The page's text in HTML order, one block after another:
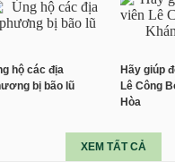
hộ các địa
bị bão lũ
Hãy giúp
Lê Công
Hòa
XEM TẤT CẢ